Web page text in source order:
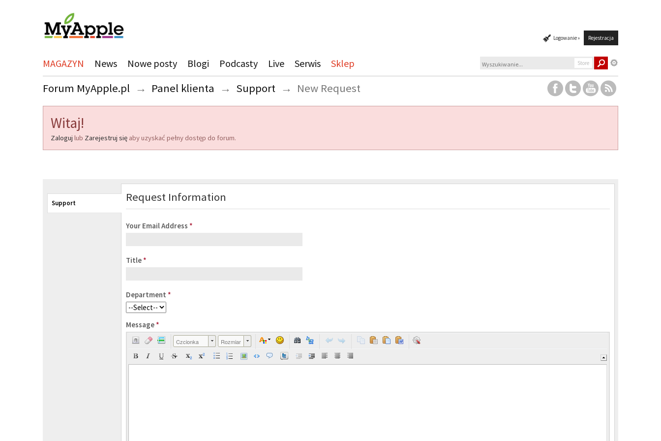
Logowanie » Rejestracja
MAGAZYN News Nowe posty Blogi Podcasty Live Serwis Sklep Store
Forum MyApple.pl → Panel klienta → Support → New Request
Witaj!
Zaloguj lub Zarejestruj się aby uzyskać pełny dostęp do forum.
Support Request Information
Your Email Address *
Title *
Department *
Message *
Czcionka Rozmiar